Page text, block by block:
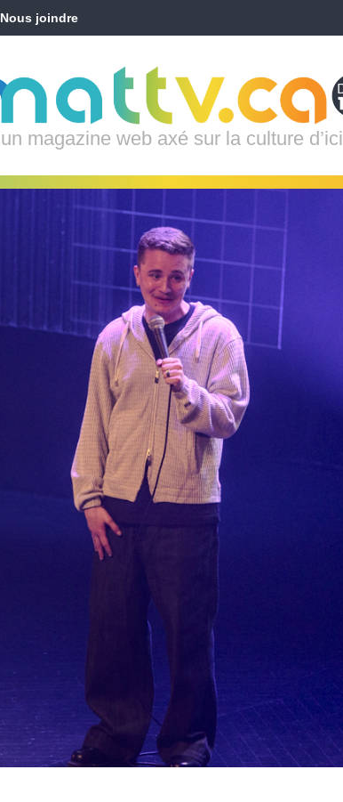
Nous joindre
un magazine web axé sur la culture d’ici